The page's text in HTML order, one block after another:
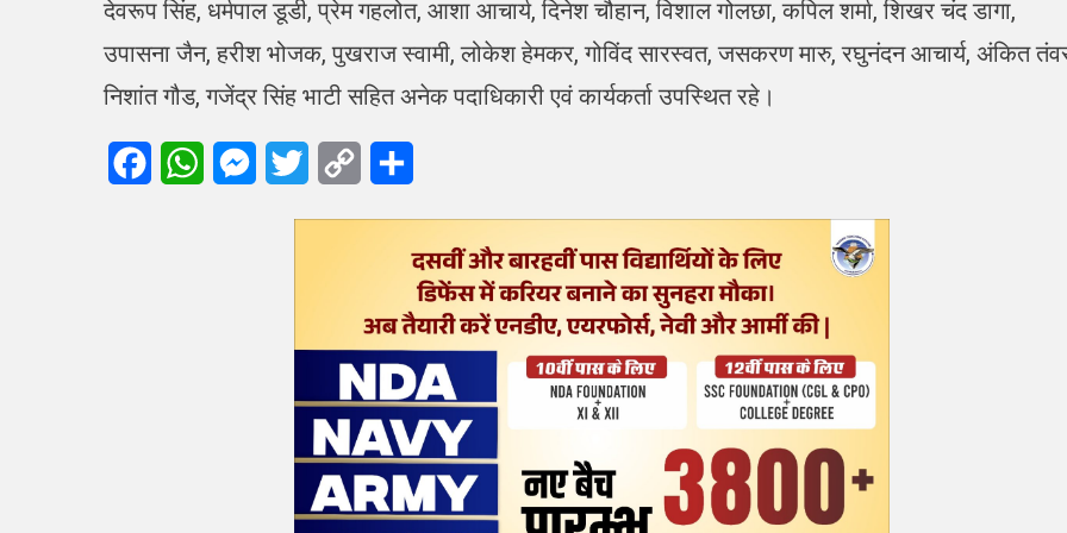
देवरूप सिंह, धर्मपाल डूडी, प्रेम गहलोत, आशा आचार्य, दिनेश चौहान, विशाल गोलछा, कपिल शर्मा, शिखर चंद डागा,
उपासना जैन, हरीश भोजक, पुखराज स्वामी, लोकेश हेमकर, गोविंद सारस्वत, जसकरण मारु, रघुनंदन आचार्य, अंकित
निशांत गौड, गजेंद्र सिंह भाटी सहित अनेक पदाधिकारी एवं कार्यकर्ता उपस्थित रहे।
FacebookWhatsAppMessenger
Twitter
Copy